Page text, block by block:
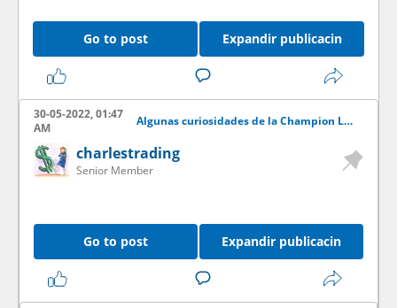
Go to post Expandir publicacin
30-05-2022, 01:47
AM
Algunas curiosidades de la Champion League
charlestrading
Senior Member
Go to post Expandir publicacin